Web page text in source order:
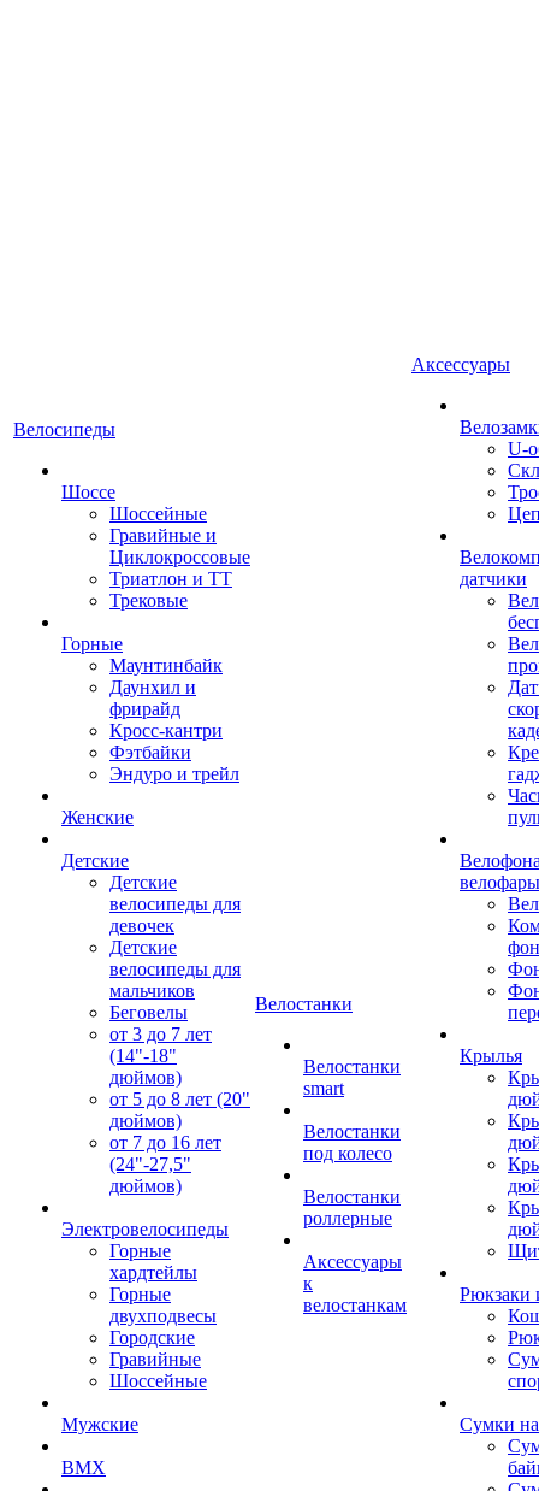
Велосипеды
Шоссе
Шоссейные
Гравийные и
Циклокроссовые
Триатлон и ТТ
Трековые
Горные
Маунтинбайк
Даунхил и
фрирайд
Кросс-кантри
Фэтбайки
Эндуро и трейл
Женские
Детские
Детские
велосипеды для
девочек
Детские
велосипеды для
мальчиков
Беговелы
от 3 до 7 лет
(14"-18"
дюймов)
от 5 до 8 лет (20"
дюймов)
от 7 до 16 лет
(24"-27,5"
дюймов)
Электровелосипеды
Горные
хардтейлы
Горные
двухподвесы
Городские
Гравийные
Шоссейные
Мужские
BMX
Велостанки
Велостанки
smart
Велостанки
под колесо
Велостанки
роллерные
Аксессуары
к
велостанкам
Аксессуары
U-
датчики
велофары
Крылья
Рюкзаки
Сумки